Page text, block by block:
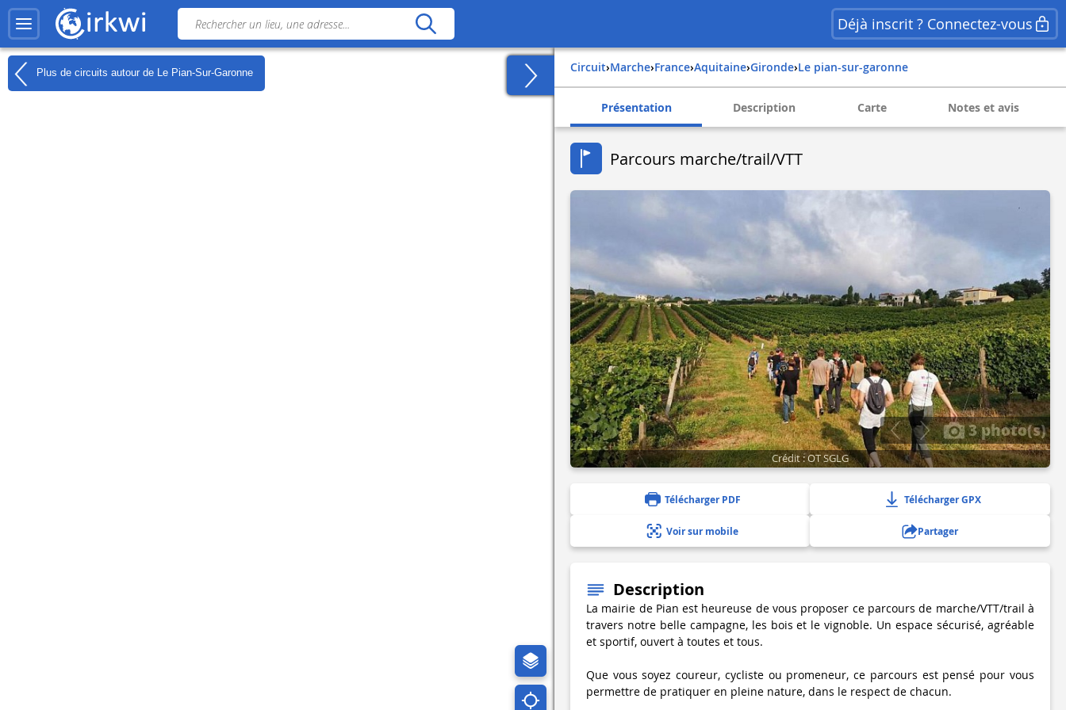
Déjà inscrit ? Connectez-vous
Plus de circuits autour de Le Pian-Sur-Garonne Circuit› Marche› france› aquitaine› gironde› le pian-sur-garonne
Présentation Description Carte Notes et avis
Parcours marche/trail/VTT
3 photo(s)
Crédit : OT SGLG
Télécharger PDF Télécharger GPX
Voir sur mobile Partager
Description
La mairie de Pian est heureuse de vous proposer ce parcours de marche/VTT/trail à
travers notre belle campagne, les bois et le vignoble. Un espace sécurisé, agréable
et sportif, ouvert à toutes et tous.
Que vous soyez coureur, cycliste ou promeneur, ce parcours est pensé pour vous
permettre de pratiquer en pleine nature, dans le respect de chacun.